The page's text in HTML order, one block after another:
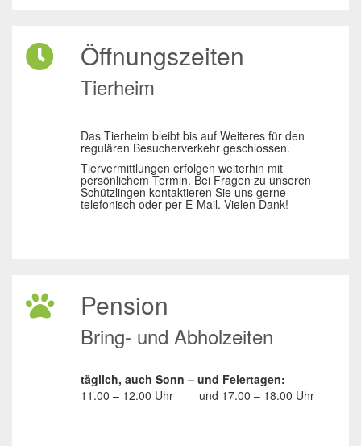
Öffnungszeiten
Tierheim
Das Tierheim bleibt bis auf Weiteres für den
regulären Besucherverkehr geschlossen.
Tiervermittlungen erfolgen weiterhin mit
persönlichem Termin. Bei Fragen zu unseren
Schützlingen kontaktieren Sie uns gerne
telefonisch oder per E-Mail. Vielen Dank!
Pension
Bring- und Abholzeiten
täglich, auch Sonn – und Feiertagen:
11.00 – 12.00 Uhr
und 17.00 – 18.00 Uhr